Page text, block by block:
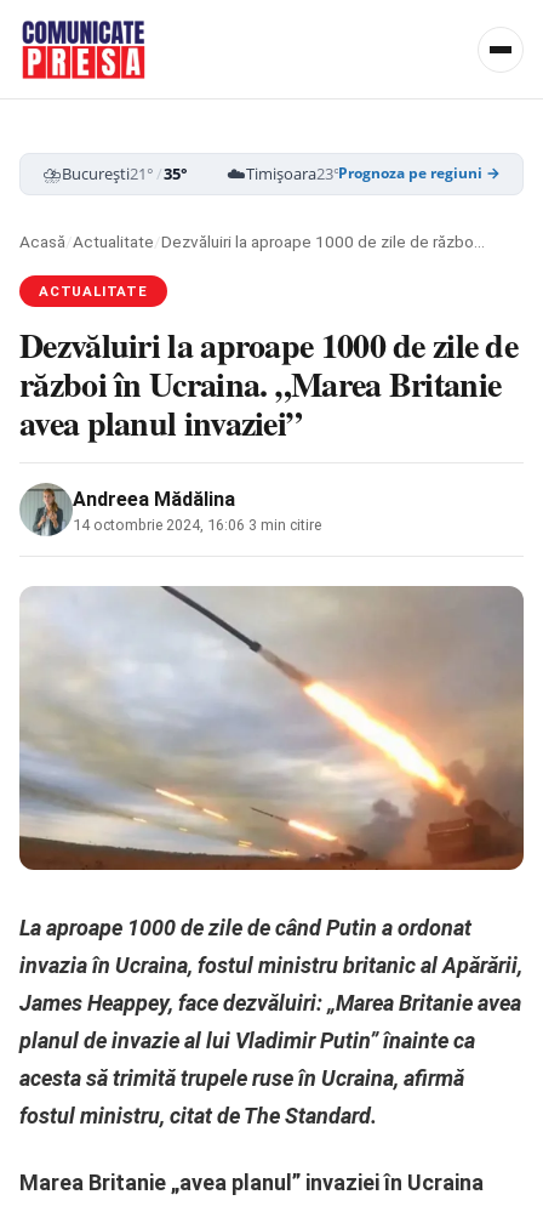
⛈️București21°/35° ☁️Timișoara23°/38° ⛈️Cluj-Napoca
Prognoza pe regiuni →
Acasă/Actualitate/
ACTUALITATE
Dezvăluiri la aproape 1000 de zile de
război în Ucraina. „Marea Britanie
avea planul invaziei”
Andreea Mădălina
14 octombrie 2024, 16:06 3 min citire
La aproape 1000 de zile de când Putin a ordonat
invazia în Ucraina, fostul ministru britanic al Apărării,
James Heappey, face dezvăluiri: „Marea Britanie avea
planul de invazie al lui Vladimir Putin” înainte ca
acesta să trimită trupele ruse în Ucraina, afirmă
fostul ministru, citat de The Standard.
Marea Britanie „avea planul” invaziei în Ucraina